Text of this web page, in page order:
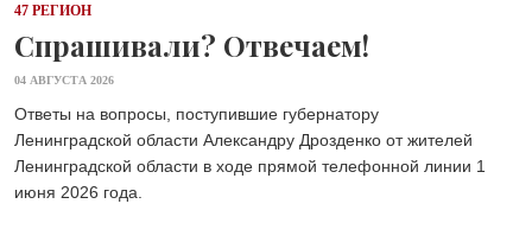
47 РЕГИОН
Спрашивали? Отвечаем!
04 АВГУСТА 2026
Ответы на вопросы, поступившие губернатору
Ленинградской области Александру Дрозденко от жителей
Ленинградской области в ходе прямой телефонной линии 1
июня 2026 года.